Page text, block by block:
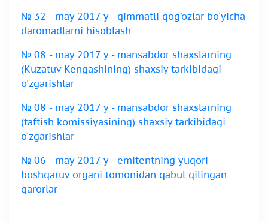
№ 32 - may 2017 y - qimmatli qog'ozlar bo'yicha
daromadlarni hisoblash
№ 08 - may 2017 y - mansabdor shaxslarning
(Kuzatuv Kengashining) shaxsiy tarkibidagi
o'zgarishlar
№ 08 - may 2017 y - mansabdor shaxslarning
(taftish komissiyasining) shaxsiy tarkibidagi
o'zgarishlar
№ 06 - may 2017 y - emitentning yuqori
boshqaruv organi tomonidan qabul qilingan
qarorlar